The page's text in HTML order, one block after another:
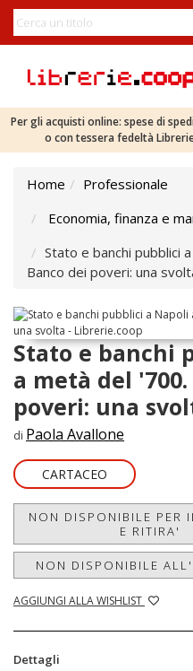
Per gli acquisti online: spese di
o con tessera fedeltà
Home
Professionale
Economia, finanza e
Stato e banchi pubblici
Banco dei poveri: una
Stato e banchi
a metà del
poveri: una
di Paola Avallone
CARTACEO
NON DISPONIBILE PER
E RITIRA'
NON DISPONIBILE
AGGIUNGI ALLA WISHLIST
Dettagli